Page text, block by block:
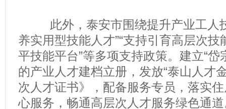
此外，泰安市围绕提升产业工人技
养实用型技能人才”“支持引育高层次技
平技能平台”等多项支持政策。建立“岱
的产业人才建档立册，发放“泰山人才
次人才证书》，配备服务专员，落实
心服务，畅通高层次人才服务绿色通